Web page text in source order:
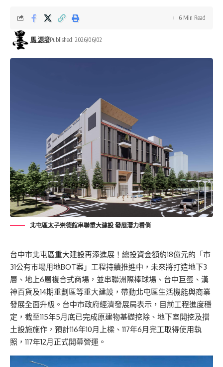
馬 源培Published: 2026/06/02
6 Min Read
北屯區太子崇德館串聯重大建設 發展潛力看俏
台中市北屯區重大建設再添進展！總投資金額約18億元的「市
31公有市場用地BOT案」工程持續推進中，未來將打造地下3
層、地上6層複合式商場，並串聯洲際棒球場、台中巨蛋、漢
神百貨及14期重劃區等重大建設，帶動北屯區生活機能與商業
發展全面升級。台中市政府經濟發展局表示，目前工程進度穩
定，截至115年5月底已完成原建物基礎挖除、地下室開挖及擋
土設施施作，預計116年10月上樑、117年6月完工取得使用執
照，117年12月正式開幕營運。